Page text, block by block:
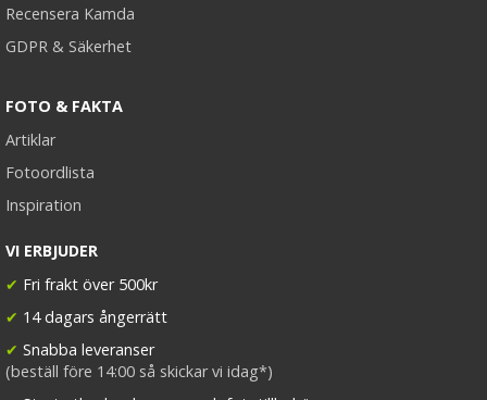
Recensera Kamda
GDPR & Säkerhet
FOTO & FAKTA
Artiklar
Fotoordlista
Inspiration
VI ERBJUDER
✔ Fri frakt över 500kr
✔ 14 dagars ångerrätt
✔ Snabba leveranser
(beställ före 14:00 så skickar vi idag*)